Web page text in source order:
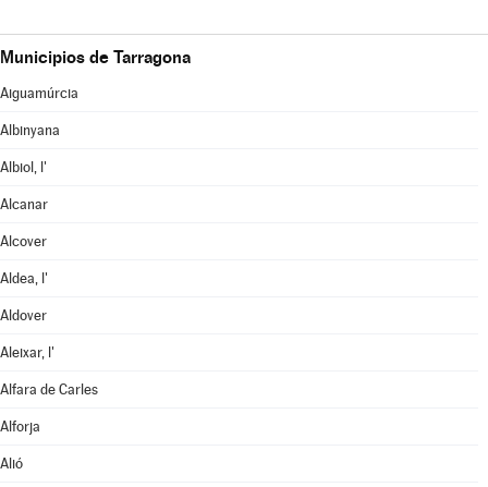
Municipios de Tarragona
Aiguamúrcia
Albinyana
Albiol, l'
Alcanar
Alcover
Aldea, l'
Aldover
Aleixar, l'
Alfara de Carles
Alforja
Alió